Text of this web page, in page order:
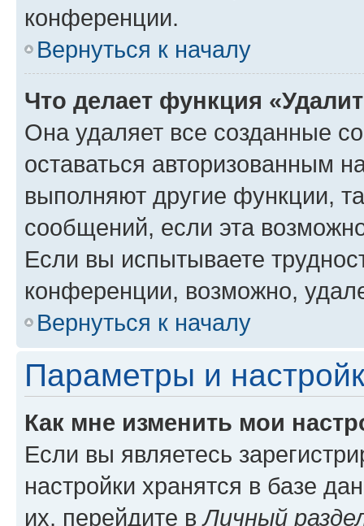
конференции.
Вернуться к началу
Что делает функция
Она удаляет все созданные
оставаться авторизованным
выполняют другие функции,
сообщений, если эта
Если вы испытываете
конференции, возможно,
Вернуться к началу
Параметры и
Как мне изменить мои
Если вы являетесь
настройки хранятся в базе
их, перейдите вЛичный